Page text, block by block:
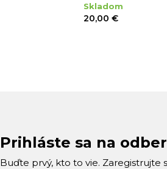
Skladom
20,00 €
Prihláste sa na
Buďte prvý, kto to vie. Zaregistrujte